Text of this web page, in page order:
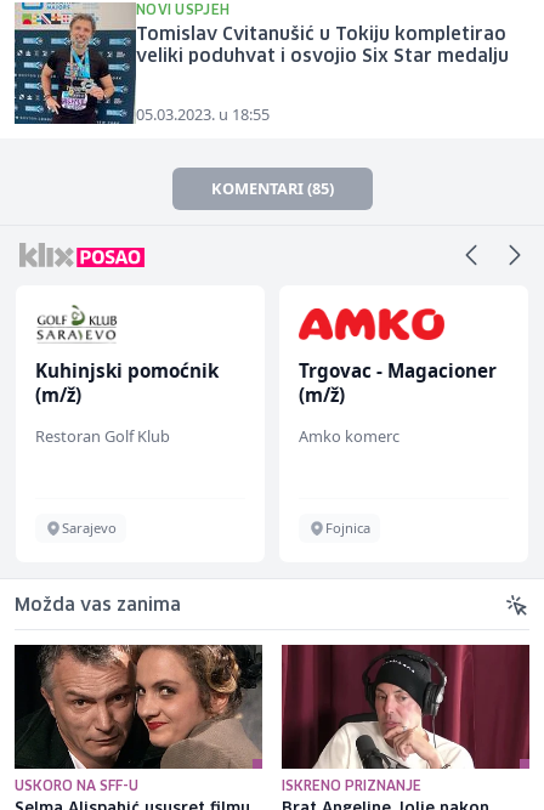
NOVI USPJEH
Tomislav Cvitanušić u Tokiju kompletirao
veliki poduhvat i osvojio Six Star medalju
05.03.2023. u 18:55
KOMENTARI (85)
Kuhinjski pomoćnik
(m/ž)
Restoran Golf Klub
Sarajevo
Trgovac - Magacioner
(m/ž)
Amko komerc
Fojnica
Možda vas zanima
USKORO NA SFF-U ISKRENO PRIZNANJE